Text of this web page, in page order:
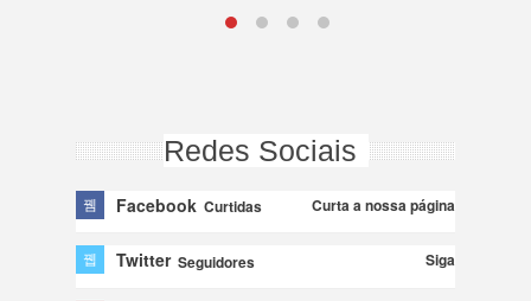
Redes Sociais
Facebook Curtidas Curta a nossa página
Twitter Seguidores Siga